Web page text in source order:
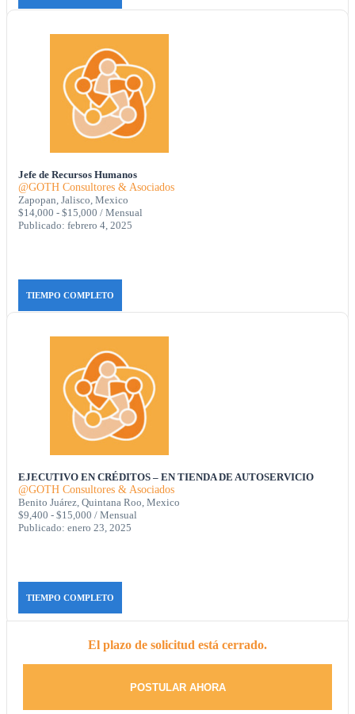
Jefe de Recursos Humanos
@GOTH Consultores & Asociados
Zapopan, Jalisco, Mexico
$14,000 - $15,000 / Mensual
Publicado: febrero 4, 2025
TIEMPO COMPLETO
EJECUTIVO EN CRÉDITOS – EN TIENDA DE AUTOSERVICIO
@GOTH Consultores & Asociados
Benito Juárez, Quintana Roo, Mexico
$9,400 - $15,000 / Mensual
Publicado: enero 23, 2025
TIEMPO COMPLETO
El plazo de solicitud está cerrado.
POSTULAR AHORA